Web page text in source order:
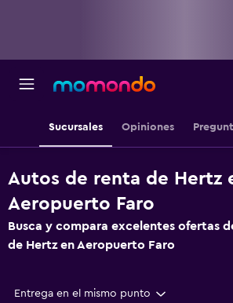
Sucursales Opiniones
Autos de renta de Hertz
Aeropuerto Faro
Busca y compara excelentes ofertas
de Hertz en Aeropuerto Faro
Entrega en el mismo punto